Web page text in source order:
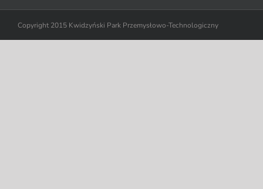
Copyright 2015 Kwidzyński Park Przemysłowo-Technologiczny